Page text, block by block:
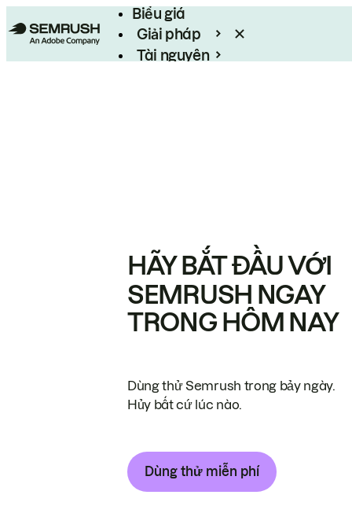
Biểu giá
Giải pháp
Tài nguyên
HÃY BẮT ĐẦU VỚI
SEMRUSH NGAY
TRONG HÔM NAY
Dùng thử Semrush trong bảy ngày.
Hủy bất cứ lúc nào.
Dùng thử miễn phí